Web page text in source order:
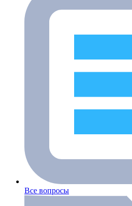
Все вопросы